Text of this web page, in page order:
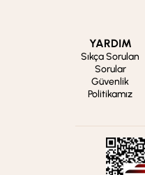
YARDIM
Sıkça Sorulan
Sorular
Güvenlik
Politikamız